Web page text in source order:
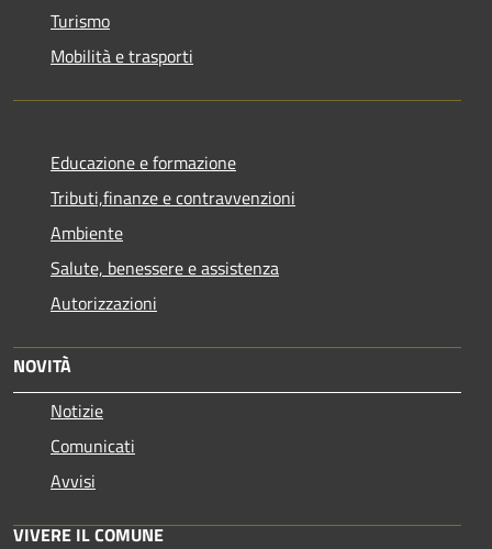
Turismo
Mobilità e trasporti
Educazione e formazione
Tributi,finanze e contravvenzioni
Ambiente
Salute, benessere e assistenza
Autorizzazioni
NOVITÀ
Notizie
Comunicati
Avvisi
VIVERE IL COMUNE